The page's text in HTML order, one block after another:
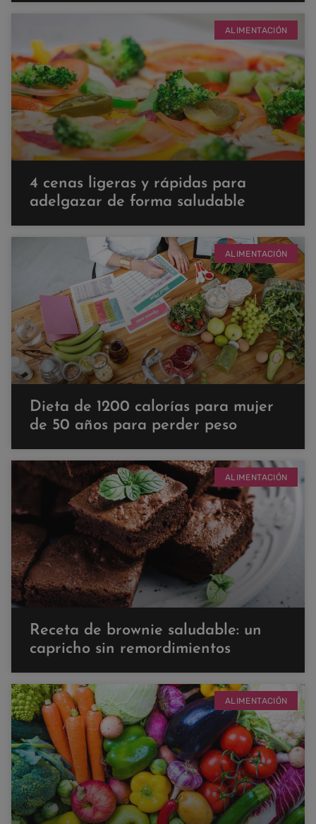
ALIMENTACIÓN
4 cenas ligeras y rápidas para
adelgazar de forma saludable
ALIMENTACIÓN
Dieta de 1200 calorías para mujer
de 50 años para perder peso
ALIMENTACIÓN
Receta de brownie saludable: un
capricho sin remordimientos
ALIMENTACIÓN